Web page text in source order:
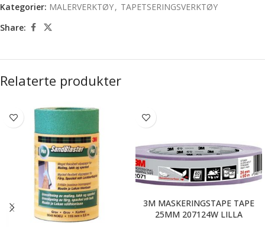
Kategorier: MALERVERKTØY, TAPETSERINGSVERKTØY
Share:
Relaterte produkter
3M MASKERINGSTAPE TAPE
25MM 207124W LILLA